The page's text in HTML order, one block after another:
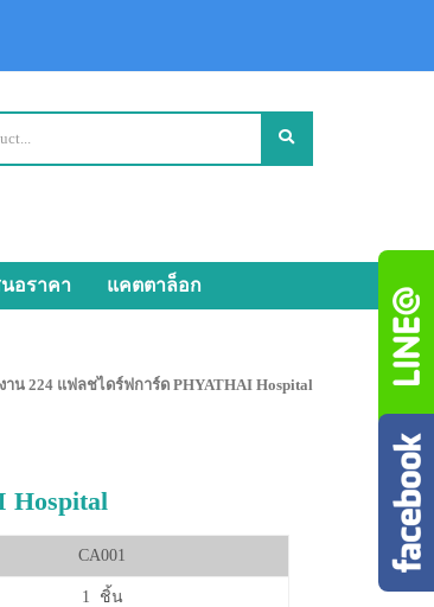
อราคา แคตตาล็อก
าน 224 แฟลชไดร์ฟการ์ด PHYATHAI Hospital
Hospital
CA001
1 ชิ้น